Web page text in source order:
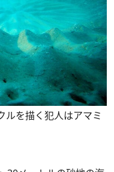
ルを描く犯人はアマミ